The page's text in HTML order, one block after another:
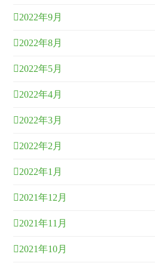
2022年9月
2022年8月
2022年5月
2022年4月
2022年3月
2022年2月
2022年1月
2021年12月
2021年11月
2021年10月